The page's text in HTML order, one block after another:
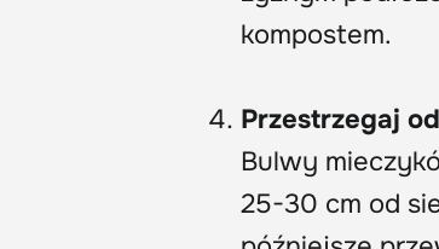
kompostem.
Przestrzegaj
Bulwy
25-30 cm od